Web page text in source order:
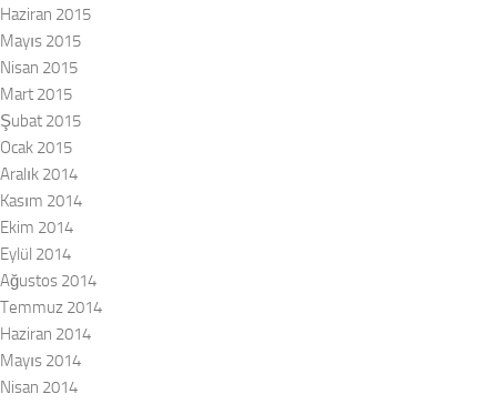
Haziran 2015
Mayıs 2015
Nisan 2015
Mart 2015
Şubat 2015
Ocak 2015
Aralık 2014
Kasım 2014
Ekim 2014
Eylül 2014
Ağustos 2014
Temmuz 2014
Haziran 2014
Mayıs 2014
Nisan 2014